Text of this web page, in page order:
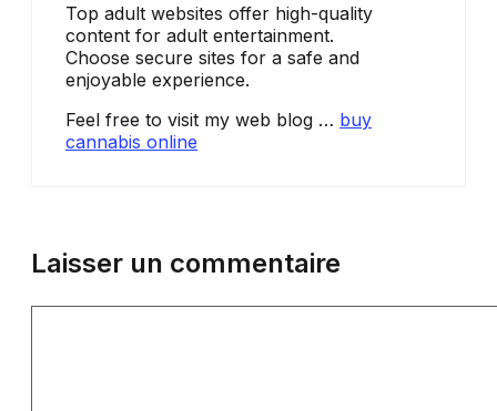
Top adult websites offer high-quality
content for adult entertainment.
Choose secure sites for a safe and
enjoyable experience.
Feel free to visit my web blog … buy
cannabis online
Laisser un commentaire